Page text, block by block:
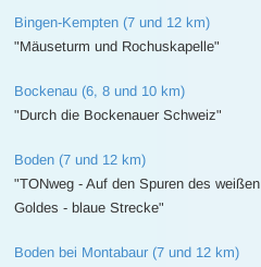
Bingen-Kempten (7 und 12 km)
"Mäuseturm und Rochuskapelle"
Bockenau (6, 8 und 10 km)
"Durch die Bockenauer Schweiz"
Boden (7 und 12 km)
"TONweg - Auf den Spuren des weißen
Goldes - blaue Strecke"
Boden bei Montabaur (7 und 12 km)